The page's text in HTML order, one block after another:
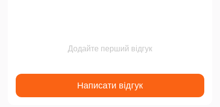
Додайте перший відгук
Написати відгук